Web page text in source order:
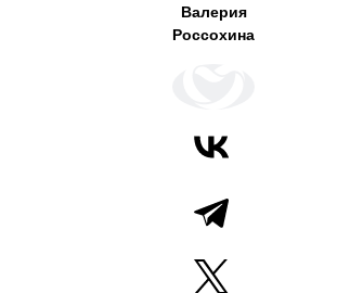
Валерия
Россохина